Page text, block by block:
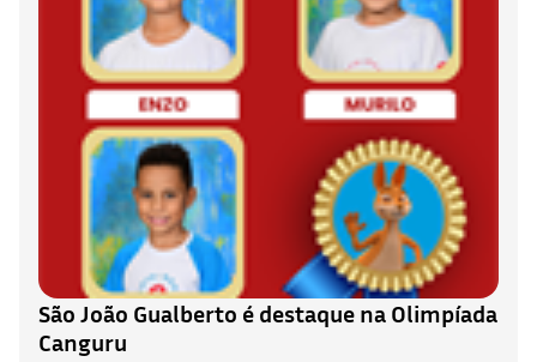
São João Gualberto é destaque na Olimpíada
Canguru